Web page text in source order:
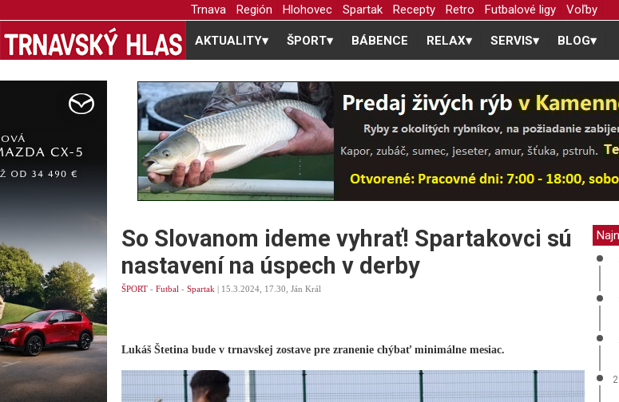
Trnava Región Hlohovec Spartak Recepty Retro Futbalové ligy Voľby
AKTUALITY▾ ŠPORT▾ BÁBENCE RELAX▾ SERVIS▾ BLOG▾
So Slovanom ideme vyhrať! Spartakovci sú
nastavení na úspech v derby
ŠPORT - Futbal - Spartak | 15.3.2024, 17.30, Ján Král
Lukáš Štetina bude v trnavskej zostave pre zranenie chýbať minimálne mesiac.